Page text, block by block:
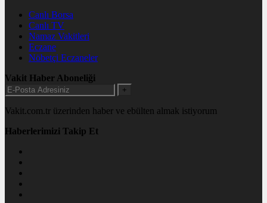
Canlı Borsa
Canlı TV
Namaz Vakitleri
Eczane
Nöbetçi Eczaneler
Vakit Haber Aboneliği
+
Vakit.com.tr üzerinden haber ve ebülten almak istiyorum
Haberlerimizi Takip Et